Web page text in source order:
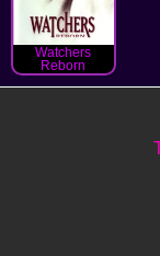
Watchers
Reborn